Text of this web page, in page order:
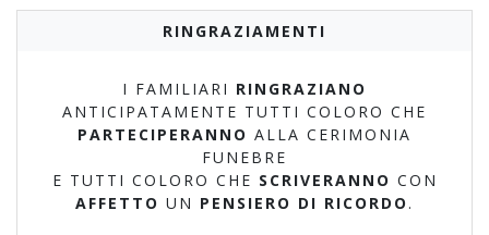
RINGRAZIAMENTI
I FAMILIARI RINGRAZIANO
ANTICIPATAMENTE TUTTI COLORO CHE
PARTECIPERANNO ALLA CERIMONIA
FUNEBRE
E TUTTI COLORO CHE SCRIVERANNO CON
AFFETTO UN PENSIERO DI RICORDO .